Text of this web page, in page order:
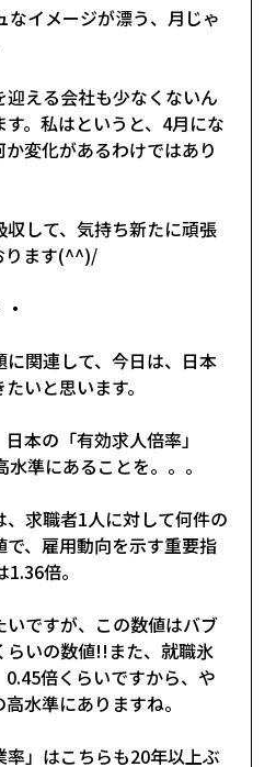
なイメージが漂う、月じゃ
える会社も少なくないん
。私はというと、4月にな
変化があるわけではあり
して、気持ち新たに頑張
ります(^^)/
関連して、今日は、日本
いと思います。
本の「有効求人倍率」
準にあることを。。。
、求職者1人に対して何件の
、雇用動向を示す重要指
倍。
いですが、この数値はバブ
らいの数値!!また、就職氷
倍くらいですから、や
水準にありますね。
」はこちらも20年以上ぶ